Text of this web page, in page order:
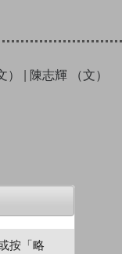
| 陳志輝 （文）
讀紀錄
按「略